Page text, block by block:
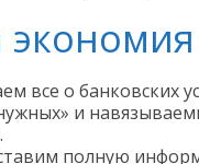
все о банковских
и
полную